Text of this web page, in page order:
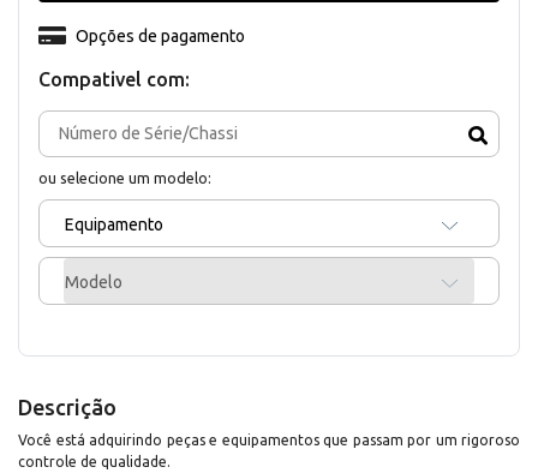
Compativel com:
ou selecione um modelo:
Equipamento
Modelo
Opções de pagamento
Descrição
Você está adquirindo peças e equipamentos que passam por um rigoroso
controle de qualidade.